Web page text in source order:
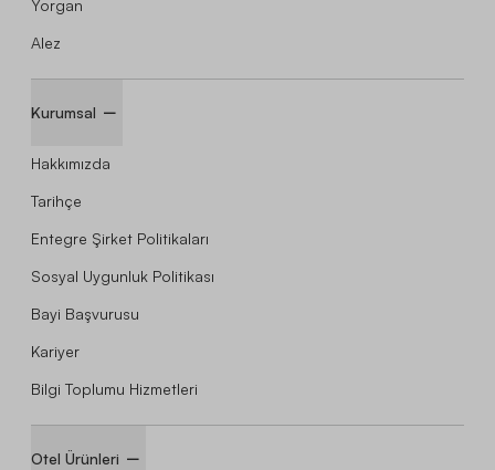
Yorgan
Alez
Kurumsal
Hakkımızda
Tarihçe
Entegre Şirket Politikaları
Sosyal Uygunluk Politikası
Bayi Başvurusu
Kariyer
Bilgi Toplumu Hizmetleri
Otel Ürünleri